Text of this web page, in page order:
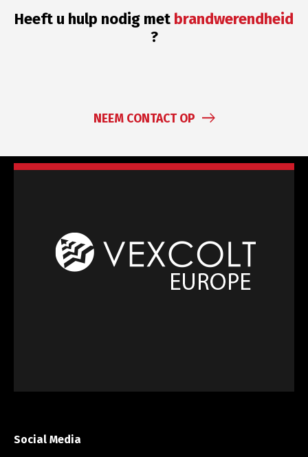
Heeft u hulp nodig met brandwerendheid
?
NEEM CONTACT OP
Social Media